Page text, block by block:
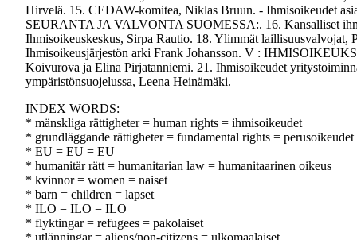
Hirvelä. 15. CEDAW-komitea, Niklas Bruun. - Ihmisoikeudet
SEURANTA JA VALVONTA SUOMESSA:. 16. Kansalliset
Ihmisoikeuskeskus, Sirpa Rautio. 18. Ylimmät laillisuusvalvojat,
Ihmisoikeusjärjestön arki Frank Johansson. V :
Koivurova ja Elina Pirjatanniemi. 21. Ihmisoikeudet
ympäristönsuojelussa, Leena Heinämäki.
INDEX WORDS:
* mänskliga rättigheter = human rights = ihmisoikeudet
* grundläggande rättigheter = fundamental rights = perusoikeudet
* EU = EU = EU
* humanitär rätt = humanitarian law = humanitaarinen oikeus
* kvinnor = women = naiset
* barn = children = lapset
* ILO = ILO = ILO
* flyktingar = refugees = pakolaiset